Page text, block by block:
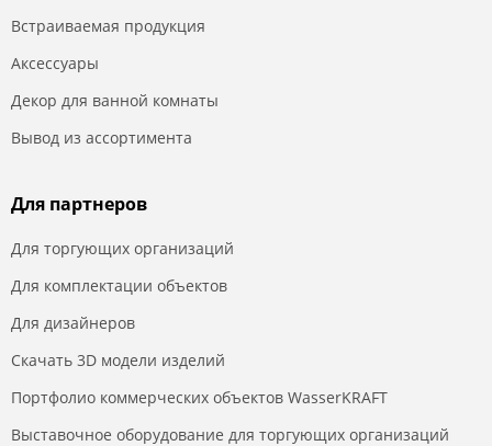
Встраиваемая продукция
Аксессуары
Декор для ванной комнаты
Вывод из ассортимента
Для партнеров
Для торгующих организаций
Для комплектации объектов
Для дизайнеров
Скачать 3D модели изделий
Портфолио коммерческих объектов WasserKRAFT
Выставочное оборудование для торгующих организаций